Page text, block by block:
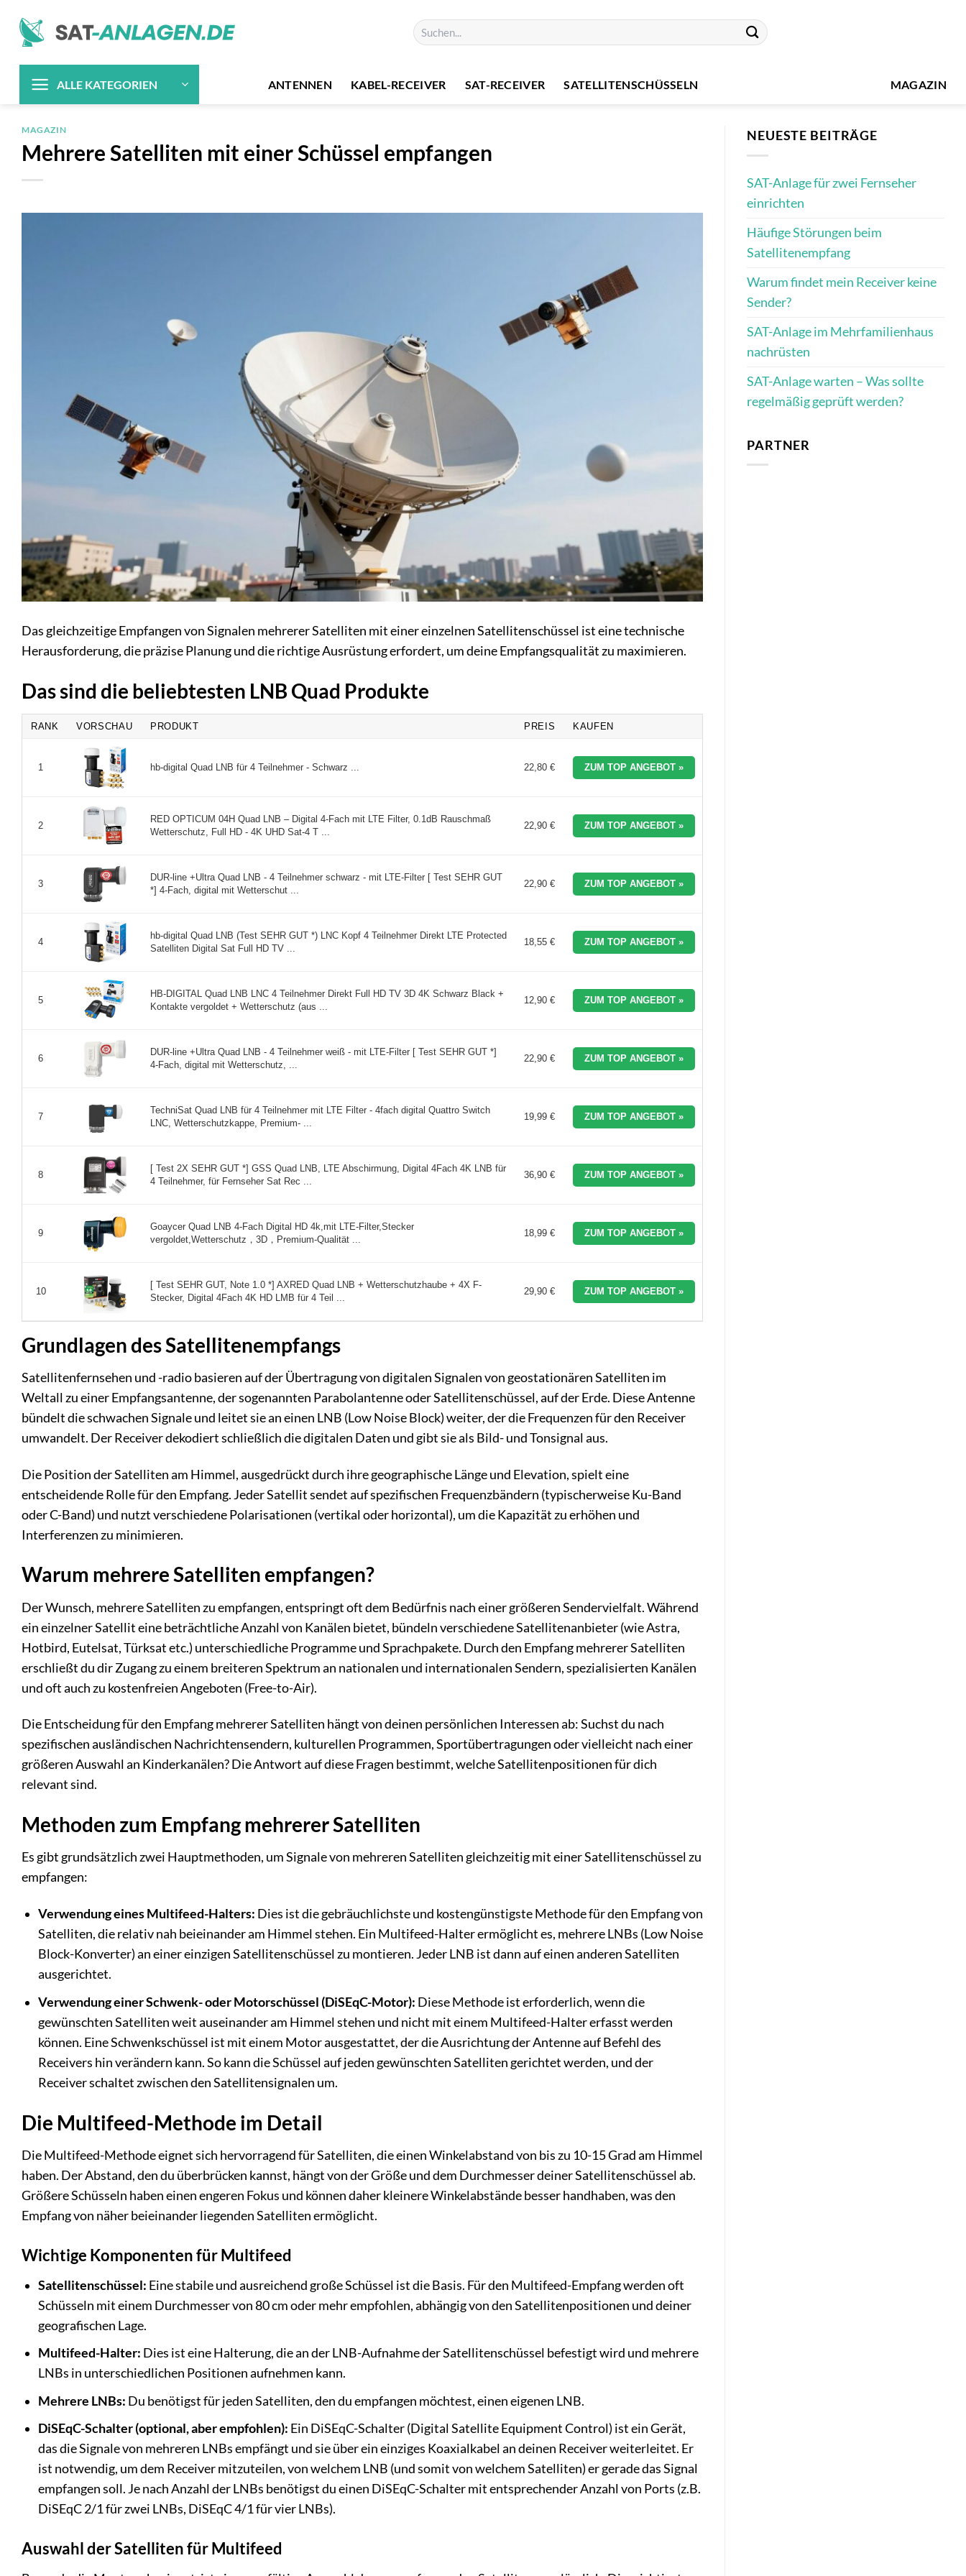
Inhalt
springen
Suchen
nach:
ALLE KATEGORIEN ANTENNEN KABEL-RECEIVER SAT-RECEIVER SATELLITENSCHÜSSELN MAGAZIN
MAGAZIN
Mehrere Satelliten mit einer Schüssel empfangen
Das gleichzeitige Empfangen von Signalen mehrerer Satelliten mit einer einzelnen Satellitenschüssel ist eine technische
Herausforderung, die präzise Planung und die richtige Ausrüstung erfordert, um deine Empfangsqualität zu maximieren.
Das sind die beliebtesten LNB Quad Produkte
RANK VORSCHAU PRODUKT PREIS KAUFEN
1 hb-digital Quad LNB für 4 Teilnehmer - Schwarz ... 22,80 € ZUM TOP ANGEBOT »
2
RED OPTICUM 04H Quad LNB – Digital 4-Fach mit LTE Filter, 0.1dB Rauschmaß
Wetterschutz, Full HD - 4K UHD Sat-4 T ...
22,90 € ZUM TOP ANGEBOT »
3
DUR-line +Ultra Quad LNB - 4 Teilnehmer schwarz - mit LTE-Filter [ Test SEHR GUT
*] 4-Fach, digital mit Wetterschut ...
22,90 € ZUM TOP ANGEBOT »
4
hb-digital Quad LNB (Test SEHR GUT *) LNC Kopf 4 Teilnehmer Direkt LTE Protected
Satelliten Digital Sat Full HD TV ...
18,55 € ZUM TOP ANGEBOT »
5
HB-DIGITAL Quad LNB LNC 4 Teilnehmer Direkt Full HD TV 3D 4K Schwarz Black +
Kontakte vergoldet + Wetterschutz (aus ...
12,90 € ZUM TOP ANGEBOT »
6
DUR-line +Ultra Quad LNB - 4 Teilnehmer weiß - mit LTE-Filter [ Test SEHR GUT *]
4-Fach, digital mit Wetterschutz, ...
22,90 € ZUM TOP ANGEBOT »
7
TechniSat Quad LNB für 4 Teilnehmer mit LTE Filter - 4fach digital Quattro Switch
LNC, Wetterschutzkappe, Premium- ...
19,99 € ZUM TOP ANGEBOT »
8
[ Test 2X SEHR GUT *] GSS Quad LNB, LTE Abschirmung, Digital 4Fach 4K LNB für
4 Teilnehmer, für Fernseher Sat Rec ...
36,90 € ZUM TOP ANGEBOT »
9
Goaycer Quad LNB 4-Fach Digital HD 4k,mit LTE-Filter,Stecker
vergoldet,Wetterschutz，3D，Premium-Qualität ...
18,99 € ZUM TOP ANGEBOT »
10
[ Test SEHR GUT, Note 1.0 *] AXRED Quad LNB + Wetterschutzhaube + 4X F-
Stecker, Digital 4Fach 4K HD LMB für 4 Teil ...
29,90 € ZUM TOP ANGEBOT »
Grundlagen des Satellitenempfangs
Satellitenfernsehen und -radio basieren auf der Übertragung von digitalen Signalen von geostationären Satelliten im
Weltall zu einer Empfangsantenne, der sogenannten Parabolantenne oder Satellitenschüssel, auf der Erde. Diese Antenne
bündelt die schwachen Signale und leitet sie an einen LNB (Low Noise Block) weiter, der die Frequenzen für den Receiver
umwandelt. Der Receiver dekodiert schließlich die digitalen Daten und gibt sie als Bild- und Tonsignal aus.
Die Position der Satelliten am Himmel, ausgedrückt durch ihre geographische Länge und Elevation, spielt eine
entscheidende Rolle für den Empfang. Jeder Satellit sendet auf spezifischen Frequenzbändern (typischerweise Ku-Band
oder C-Band) und nutzt verschiedene Polarisationen (vertikal oder horizontal), um die Kapazität zu erhöhen und
Interferenzen zu minimieren.
Warum mehrere Satelliten empfangen?
Der Wunsch, mehrere Satelliten zu empfangen, entspringt oft dem Bedürfnis nach einer größeren Sendervielfalt. Während
ein einzelner Satellit eine beträchtliche Anzahl von Kanälen bietet, bündeln verschiedene Satellitenanbieter (wie Astra,
Hotbird, Eutelsat, Türksat etc.) unterschiedliche Programme und Sprachpakete. Durch den Empfang mehrerer Satelliten
erschließt du dir Zugang zu einem breiteren Spektrum an nationalen und internationalen Sendern, spezialisierten Kanälen
und oft auch zu kostenfreien Angeboten (Free-to-Air).
Die Entscheidung für den Empfang mehrerer Satelliten hängt von deinen persönlichen Interessen ab: Suchst du nach
spezifischen ausländischen Nachrichtensendern, kulturellen Programmen, Sportübertragungen oder vielleicht nach einer
größeren Auswahl an Kinderkanälen? Die Antwort auf diese Fragen bestimmt, welche Satellitenpositionen für dich
relevant sind.
Methoden zum Empfang mehrerer Satelliten
Es gibt grundsätzlich zwei Hauptmethoden, um Signale von mehreren Satelliten gleichzeitig mit einer Satellitenschüssel zu
empfangen:
Verwendung eines Multifeed-Halters: Dies ist die gebräuchlichste und kostengünstigste Methode für den Empfang von
Satelliten, die relativ nah beieinander am Himmel stehen. Ein Multifeed-Halter ermöglicht es, mehrere LNBs (Low Noise
Block-Konverter) an einer einzigen Satellitenschüssel zu montieren. Jeder LNB ist dann auf einen anderen Satelliten
ausgerichtet.
Verwendung einer Schwenk- oder Motorschüssel (DiSEqC-Motor): Diese Methode ist erforderlich, wenn die
gewünschten Satelliten weit auseinander am Himmel stehen und nicht mit einem Multifeed-Halter erfasst werden
können. Eine Schwenkschüssel ist mit einem Motor ausgestattet, der die Ausrichtung der Antenne auf Befehl des
Receivers hin verändern kann. So kann die Schüssel auf jeden gewünschten Satelliten gerichtet werden, und der
Receiver schaltet zwischen den Satellitensignalen um.
Die Multifeed-Methode im Detail
Die Multifeed-Methode eignet sich hervorragend für Satelliten, die einen Winkelabstand von bis zu 10-15 Grad am Himmel
haben. Der Abstand, den du überbrücken kannst, hängt von der Größe und dem Durchmesser deiner Satellitenschüssel ab.
Größere Schüsseln haben einen engeren Fokus und können daher kleinere Winkelabstände besser handhaben, was den
Empfang von näher beieinander liegenden Satelliten ermöglicht.
Wichtige Komponenten für Multifeed
Satellitenschüssel: Eine stabile und ausreichend große Schüssel ist die Basis. Für den Multifeed-Empfang werden oft
Schüsseln mit einem Durchmesser von 80 cm oder mehr empfohlen, abhängig von den Satellitenpositionen und deiner
geografischen Lage.
Multifeed-Halter: Dies ist eine Halterung, die an der LNB-Aufnahme der Satellitenschüssel befestigt wird und mehrere
LNBs in unterschiedlichen Positionen aufnehmen kann.
Mehrere LNBs: Du benötigst für jeden Satelliten, den du empfangen möchtest, einen eigenen LNB.
DiSEqC-Schalter (optional, aber empfohlen): Ein DiSEqC-Schalter (Digital Satellite Equipment Control) ist ein Gerät,
das die Signale von mehreren LNBs empfängt und sie über ein einziges Koaxialkabel an deinen Receiver weiterleitet. Er
ist notwendig, um dem Receiver mitzuteilen, von welchem LNB (und somit von welchem Satelliten) er gerade das Signal
empfangen soll. Je nach Anzahl der LNBs benötigst du einen DiSEqC-Schalter mit entsprechender Anzahl von Ports (z.B.
DiSEqC 2/1 für zwei LNBs, DiSEqC 4/1 für vier LNBs).
Auswahl der Satelliten für Multifeed
NEUESTE BEITRÄGE
SAT-Anlage für zwei Fernseher
einrichten
Häufige Störungen beim
Satellitenempfang
Warum findet mein Receiver keine
Sender?
SAT-Anlage im Mehrfamilienhaus
nachrüsten
SAT-Anlage warten – Was sollte
regelmäßig geprüft werden?
PARTNER